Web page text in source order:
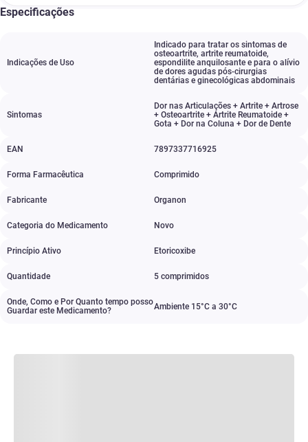
Especificações
Indicações de Uso
Indicado para tratar os sintomas de
osteoartrite, artrite reumatoide,
espondilite anquilosante e para o alívio
de dores agudas pós-cirurgias
dentárias e ginecológicas abdominais
Sintomas
Dor nas Articulações + Artrite + Artrose
+ Osteoartrite + Artrite Reumatoide +
Gota + Dor na Coluna + Dor de Dente
EAN 7897337716925
Forma Farmacêutica Comprimido
Fabricante Organon
Categoria do Medicamento Novo
Princípio Ativo Etoricoxibe
Quantidade 5 comprimidos
Onde, Como e Por Quanto tempo posso
Guardar este Medicamento?
Ambiente 15°C a 30°C